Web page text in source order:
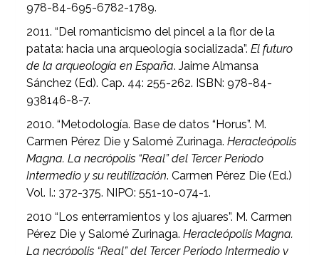
978-84-695-6782-1789.
2011. “Del romanticismo del pincel a la flor de la
patata: hacia una arqueología socializada”.El futuro
de la arqueología en España. Jaime Almansa
Sánchez (Ed). Cap. 44: 255-262. ISBN: 978-84-
938146-8-7.
2010. “Metodología. Base de datos “Horus”. M.
Carmen Pérez Die y Salomé Zurinaga.Heracleópolis
Magna. La necrópolis “Real” del Tercer Periodo
Intermedio y su reutilización. Carmen Pérez Die (Ed.)
Vol. I.: 372-375. NIPO: 551-10-074-1.
2010 “Los enterramientos y los ajuares”. M. Carmen
Pérez Die y Salomé Zurinaga.Heracleópolis Magna.
La necrópolis “Real” del Tercer Periodo Intermedio y